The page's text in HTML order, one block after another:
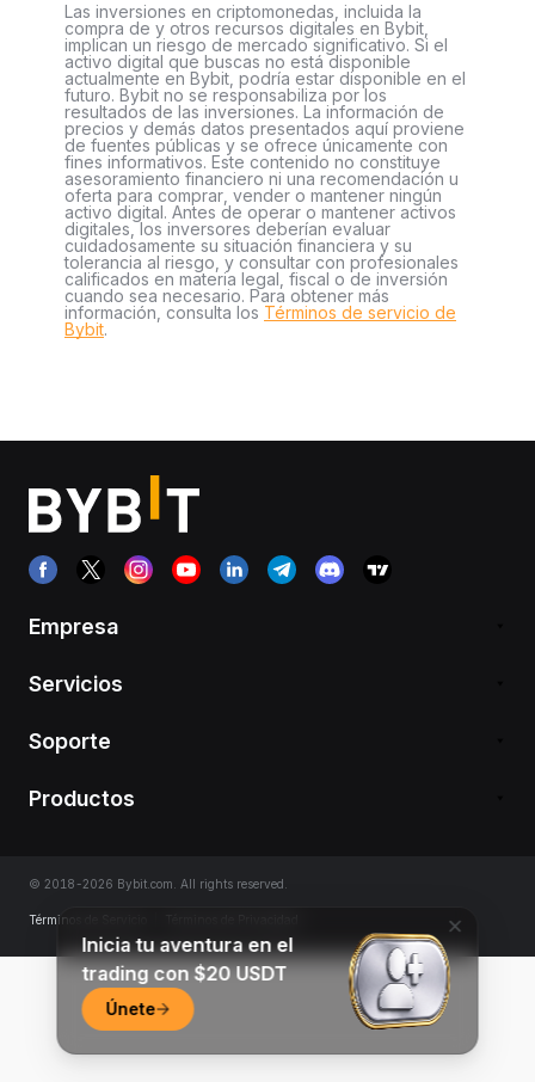
Las inversiones en criptomonedas, incluida la
compra de y otros recursos digitales en Bybit,
implican un riesgo de mercado significativo. Si el
activo digital que buscas no está disponible
actualmente en Bybit, podría estar disponible en el
futuro. Bybit no se responsabiliza por los
resultados de las inversiones. La información de
precios y demás datos presentados aquí proviene
de fuentes públicas y se ofrece únicamente con
fines informativos. Este contenido no constituye
asesoramiento financiero ni una recomendación u
oferta para comprar, vender o mantener ningún
activo digital. Antes de operar o mantener activos
digitales, los inversores deberían evaluar
cuidadosamente su situación financiera y su
tolerancia al riesgo, y consultar con profesionales
calificados en materia legal, fiscal o de inversión
cuando sea necesario. Para obtener más
información, consulta los Términos de servicio de
Bybit.
Empresa
Servicios
Soporte
Productos
© 2018-2026 Bybit.com. All rights reserved.
Términos de Servicio
Inicia tu aventura en el
trading con $20 USDT
Únete